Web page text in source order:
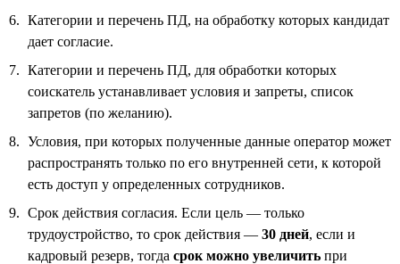
Категории и перечень ПД, на обработку которых кандидат
дает согласие.
Категории и перечень ПД, для обработки которых
соискатель устанавливает условия и запреты, список
запретов (по желанию).
Условия, при которых полученные данные оператор может
распространять только по его внутренней сети, к которой
есть доступ у определенных сотрудников.
Срок действия согласия. Если цель — только
трудоустройство, то срок действия — 30 дней, если и
кадровый резерв, тогда срок можно увеличить при